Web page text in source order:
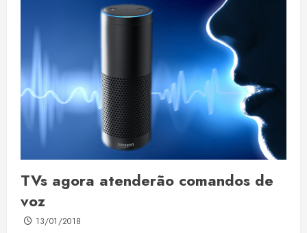
TVs agora atenderão comandos de
voz
13/01/2018